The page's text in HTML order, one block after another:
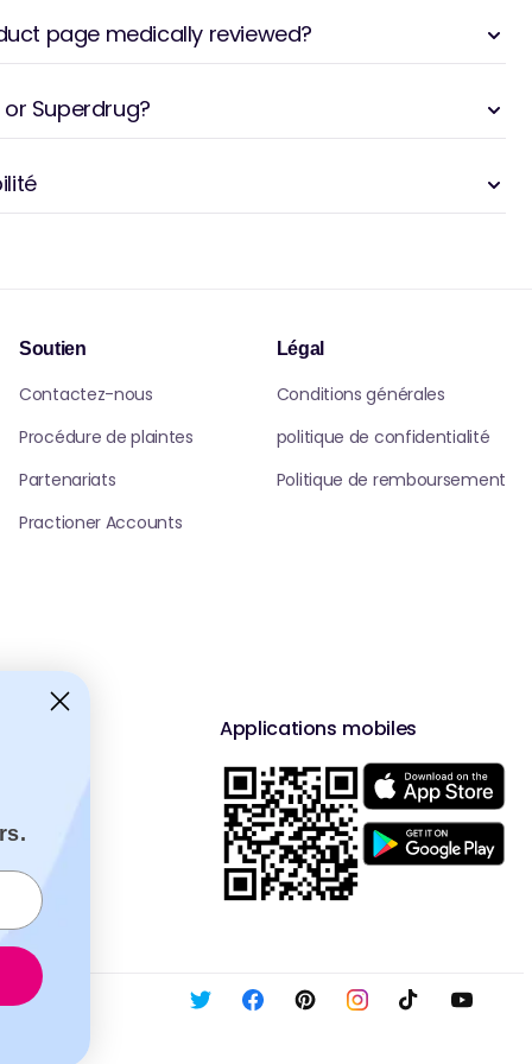
page medically reviewed?
Superdrug?
Soutien
Contactez-nous
Procédure de plaintes
Partenariats
Practioner Accounts
Légal
Conditions générales
politique de confidentialité
Politique de remboursement
Applications mobiles
FacebookPinterestInstagramTiktok